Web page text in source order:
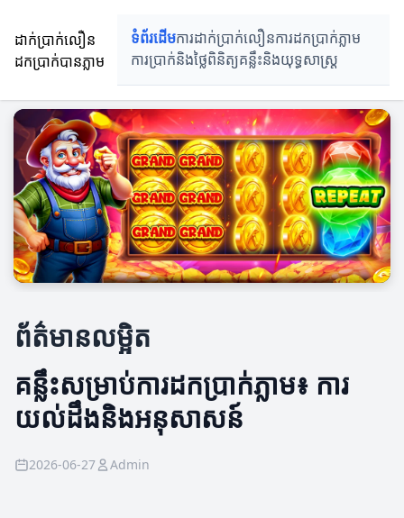
ដាក់ប្រាក់លឿន
ដកប្រាក់បានភ្លាម
ទំព័រដើមការដាក់ប្រាក់លឿនការដកប្រាក់ភ្លាម
ការប្រាក់និងថ្លៃពិនិត្យគន្លឹះនិងយុទ្ធសាស្រ្ត
ព័ត៌មានលម្អិត
គន្លឹះសម្រាប់ការដកប្រាក់ភ្លាម៖ ការ
យល់ដឹងនិងអនុសាសន៍
2026-06-27 Admin